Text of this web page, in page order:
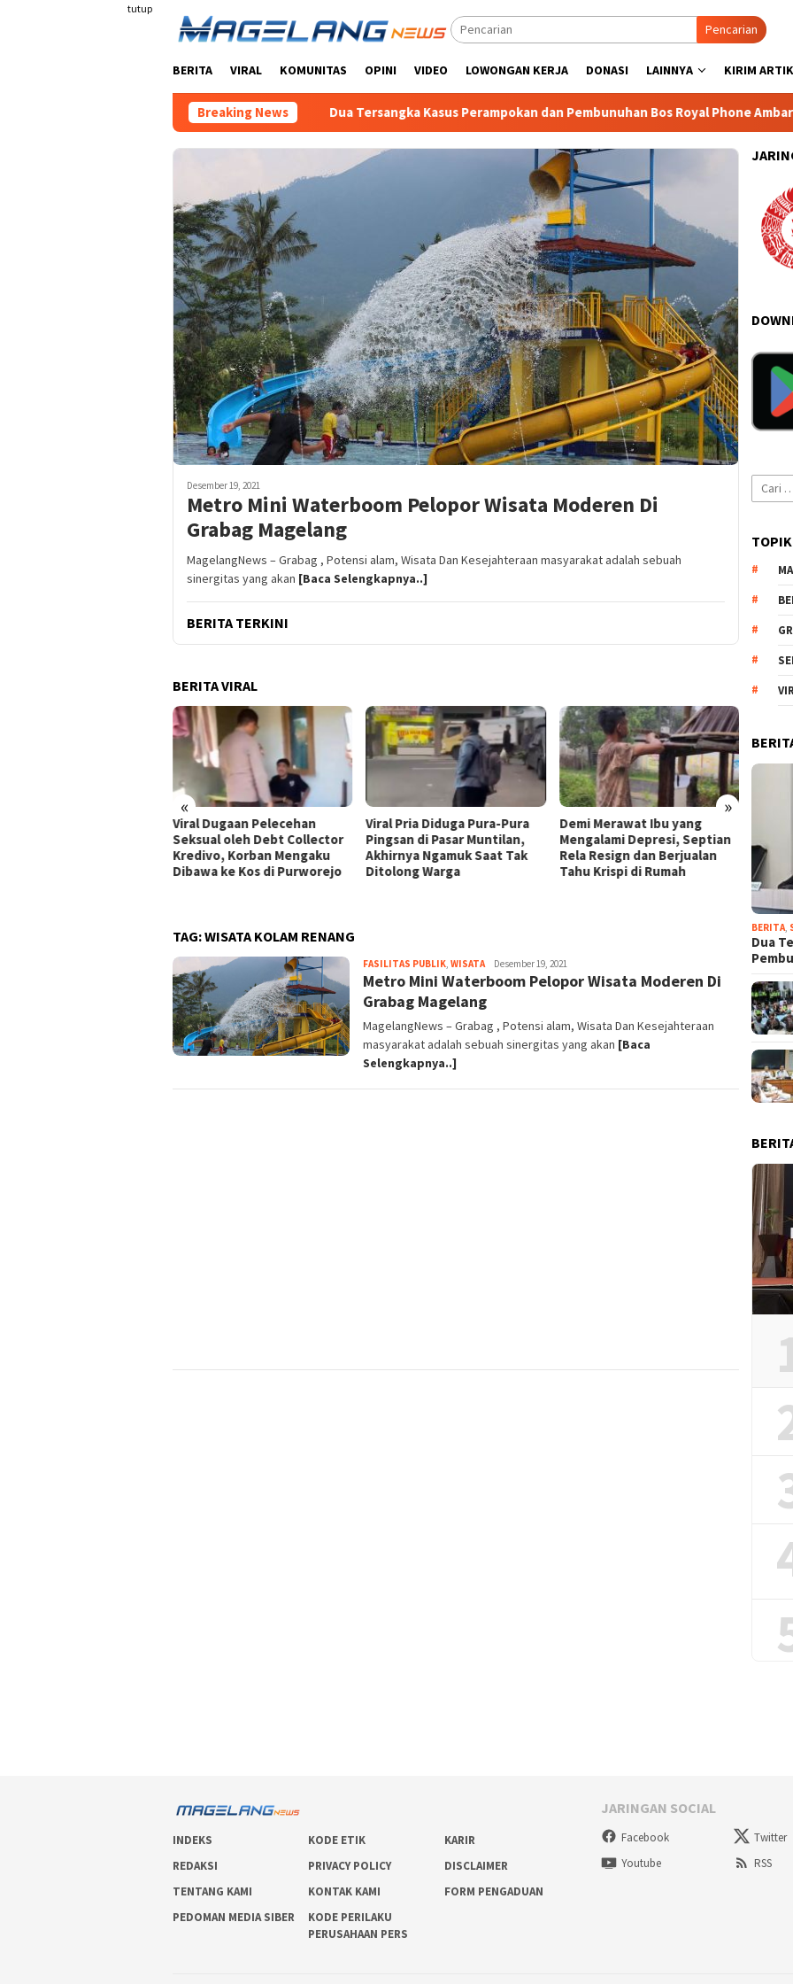
tutup
Pencarian
BERITA VIRAL KOMUNITAS OPINI VIDEO LOWONGAN KERJA DONASI LAINNYA KIRIM
Breaking NewsDua Tersangka Kasus Perampokan dan Pembunuhan Bos Royal Phone Ambarawa Resmi
Desember 19, 2021
Metro Mini Waterboom Pelopor Wisata Moderen Di
Grabag Magelang
MagelangNews – Grabag , Potensi alam, Wisata Dan Kesejahteraan masyarakat adalah sebuah
sinergitas yang akan [Baca Selengkapnya..]
BERITA TERKINI
BERITA VIRAL
« »
Viral Dugaan Pelecehan
Seksual oleh Debt Collector
Kredivo, Korban Mengaku
Dibawa ke Kos di Purworejo
Viral Pria Diduga Pura-Pura
Pingsan di Pasar Muntilan,
Akhirnya Ngamuk Saat Tak
Ditolong Warga
Demi Merawat Ibu yang
Mengalami Depresi, Septian
Rela Resign dan Berjualan
Tahu Krispi di Rumah
Bantu
TAG:WISATA KOLAM RENANG
FASILITAS PUBLIK, WISATAmagelangnews
Desember 19, 2021
Metro Mini Waterboom Pelopor Wisata Moderen Di
Grabag Magelang
MagelangNews – Grabag , Potensi alam, Wisata Dan Kesejahteraan
masyarakat adalah sebuah sinergitas yang akan [Baca
Selengkapnya..]
Cari
untuk:
BERITA,
Dua
INDEKS KODE ETIK
KARIR
REDAKSI
PRIVACY POLICY
DISCLAIMER
TENTANG KAMI
KONTAK KAMI
FORM PENGADUAN
PEDOMAN MEDIA SIBER
KODE PERILAKU
PERUSAHAAN PERS
JARINGAN SOCIAL
Facebook Twitter
Youtube
RSS